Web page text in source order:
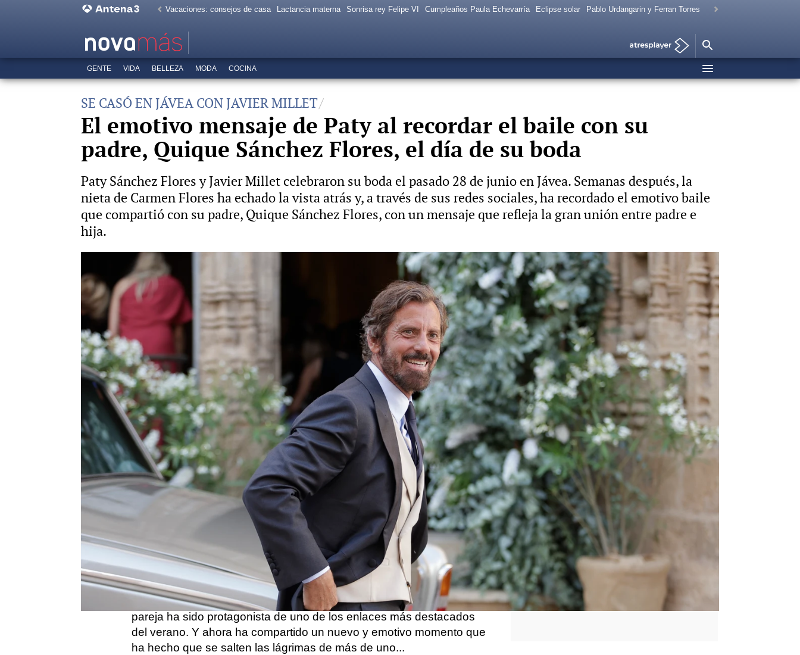
Vacaciones: consejos de casa Lactancia materna Sonrisa rey Felipe VI Cumpleaños Paula Echevarría Eclipse solar Pablo Urdangarin y Ferran Torres
GENTE VIDA BELLEZA MODA COCINA
SE CASÓ EN JÁVEA CON JAVIER MILLET
El emotivo mensaje de Paty al recordar el baile con su
padre, Quique Sánchez Flores, el día de su boda
Paty Sánchez Flores y Javier Millet celebraron su boda el pasado 28 de junio en Jávea. Semanas después, la
nieta de Carmen Flores ha echado la vista atrás y, a través de sus redes sociales, ha recordado el emotivo baile
que compartió con su padre, Quique Sánchez Flores, con un mensaje que refleja la gran unión entre padre e
hija.
Foto: Gtres Vídeo: Europa Press y Gtres
Paty Sánchez-Flores y Berenice Lobatón: el fuerte vínculo entre las hijas de Quique Sánchez Flores y Paco Lobatón
María Rayo
11 de julio de 2025, 15:45
11 de julio de 2025, 13:45
WhatsappFacebook
X Flipboard
El pasado 28 de junio, Paty Sánchez Flores , hija del entrenador de
fútbol Quique Sánchez Flores y nieta de Carmen Flores, se daba el
"sí, quiero" con Javier Millet en una espectacular
boda celebrada
en Jávea. Rodeados de familiares, amigos y rostros conocidos, la
pareja ha sido protagonista de uno de los enlaces más destacados
del verano. Y ahora ha compartido un nuevo y emotivo momento que
ha hecho que se salten las lágrimas de más de uno...